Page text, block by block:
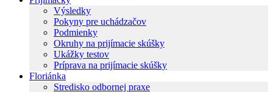
Výsledky
Pokyny pre uchádzačov
Podmienky
Okruhy na prijímacie skúšky
Ukážky testov
Príprava na prijímacie skúšky
Floriánka
Stredisko odbornej praxe